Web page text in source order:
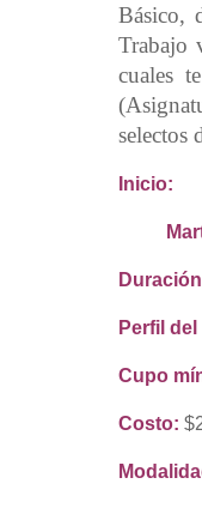
Básico,
Trabajo
cuales t
selectos
Inicio:
Duración
Perfil
Cupo
Costo: